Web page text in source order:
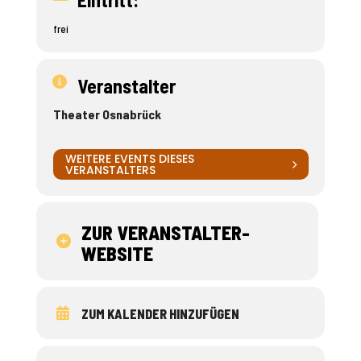
frei
Veranstalter
Theater Osnabrück
WEITERE EVENTS DIESES
VERANSTALTERS
ZUR VERANSTALTER-
WEBSITE
ZUM KALENDER HINZUFÜGEN